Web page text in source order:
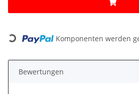
Loading... Komponenten werden
Bewertungen